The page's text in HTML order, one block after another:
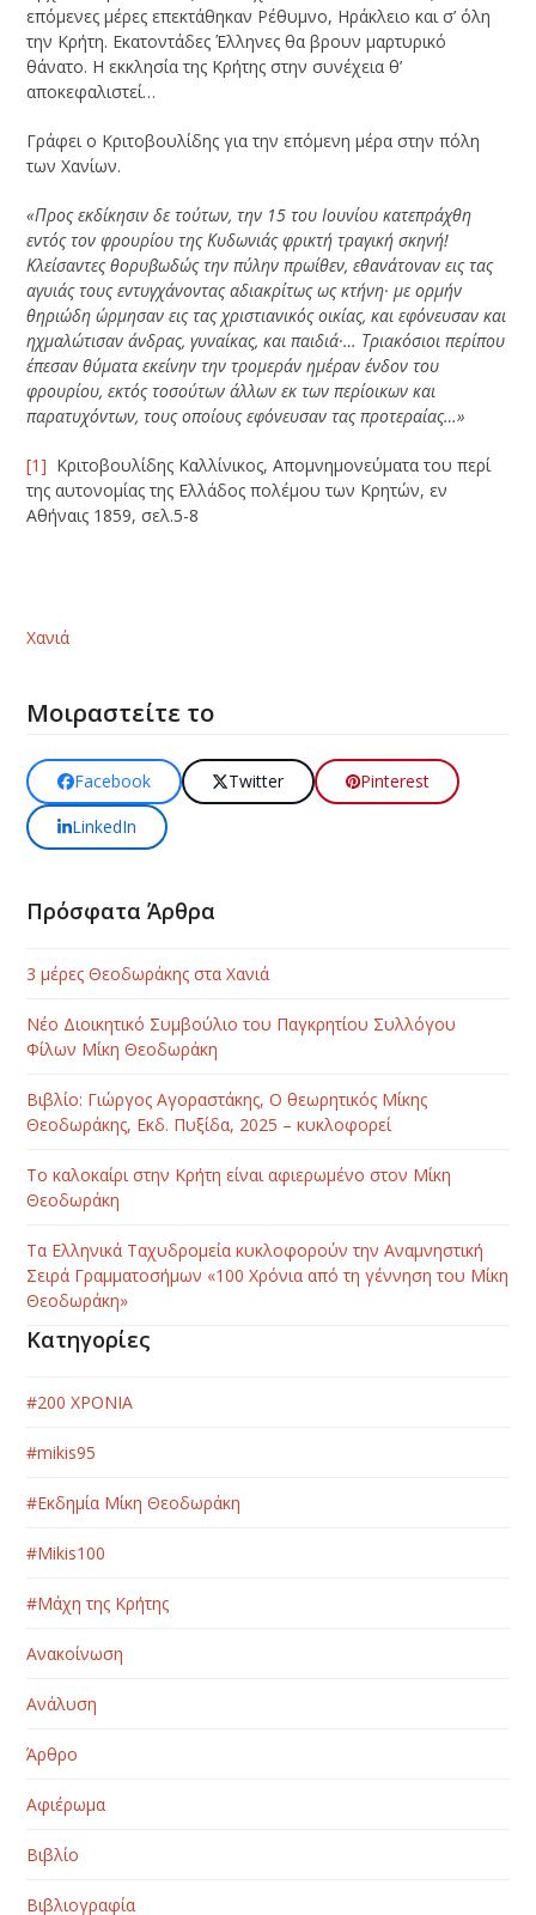
επόμενες μέρες επεκτάθηκαν Ρέθυμνο, Ηράκλειο και σ’ όλη
την Κρήτη. Εκατοντάδες Έλληνες θα βρουν μαρτυρικό
θάνατο. Η εκκλησία της Κρήτης στην συνέχεια θ’
αποκεφαλιστεί…
Γράφει ο Κριτοβουλίδης για την επόμενη μέρα στην πόλη
των Χανίων.
«Προς εκδίκησιν δε τούτων, την 15 του Ιουνίου κατεπράχθη
εντός τον φρουρίου της Κυδωνιάς φρικτή τραγική σκηνή!
Κλείσαντες θορυβωδώς την πύλην πρωίθεν, εθανάτοναν εις τας
αγυιάς τους εντυγχάνοντας αδιακρίτως ως κτήνη· με ορμήν
θηριώδη ώρμησαν εις τας χριστιανικός οικίας, και εφόνευσαν και
ηχμαλώτισαν άνδρας, γυναίκας, και παιδιά·… Τριακόσιοι περίπου
έπεσαν θύματα εκείνην την τρομεράν ημέραν ένδον του
φρουρίου, εκτός τοσούτων άλλων εκ των περίοικων και
παρατυχόντων, τους οποίους εφόνευσαν τας προτεραίας…»
[1] Κριτοβουλίδης Καλλίνικος, Απομνημονεύματα του περί
της αυτονομίας της Ελλάδος πολέμου των Κρητών, εν
Αθήναις 1859, σελ.5-8
Χανιά
Μοιραστείτε το
Facebook Twitter
Pinterest
LinkedIn
Πρόσφατα Άρθρα
3 μέρες Θεοδωράκης στα Χανιά
Νέο Διοικητικό Συμβούλιο του Παγκρητίου Συλλόγου
Φίλων Μίκη Θεοδωράκη
Βιβλίο: Γιώργος Αγοραστάκης, Ο θεωρητικός Μίκης
Θεοδωράκης, Εκδ. Πυξίδα, 2025 – κυκλοφορεί
Το καλοκαίρι στην Κρήτη είναι αφιερωμένο στον Μίκη
Θεοδωράκη
Τα Ελληνικά Ταχυδρομεία κυκλοφορούν την Αναμνηστική
Σειρά Γραμματοσήμων «100 Χρόνια από τη γέννηση του Μίκη
Θεοδωράκη»
Κατηγορίες
#200 ΧΡΟΝΙΑ
#mikis95
#Εκδημία Μίκη Θεοδωράκη
#Μikis100
#Μάχη της Κρήτης
Ανακοίνωση
Ανάλυση
Άρθρο
Αφιέρωμα
Βιβλίο
Βιβλιογραφία